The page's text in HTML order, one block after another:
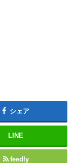
シェア
LINE
feedly